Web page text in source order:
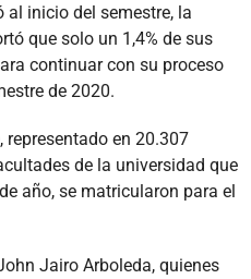
al inicio del semestre, la
que solo un 1,4% de sus
continuar con su proceso
de 2020.
representado en 20.307
de la universidad que
año, se matricularon para el
Jairo Arboleda, quienes